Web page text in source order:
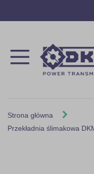
Strona główna
Przekładnia ślimakowa